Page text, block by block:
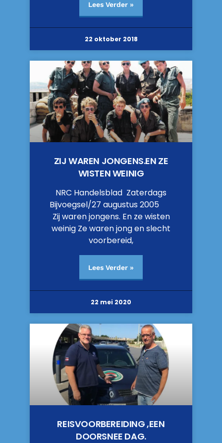
Lees Verder »
22 oktober 2018
ZIJ WAREN JONGENS.EN ZE
WISTEN WEINIG
NRC Handelsblad Zaterdags
Bijvoegsel/27 augustus 2005
Zij waren jongens. En ze wisten
weinig Ze waren jong en slecht
voorbereid,
Lees Verder »
22 mei 2020
REISVOORBEREIDING ,EEN
DOORSNEE DAG.